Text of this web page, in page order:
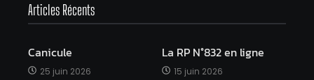
Articles Récents
Canicule
25 juin 2026
La RP N°832 en ligne
15 juin 2026